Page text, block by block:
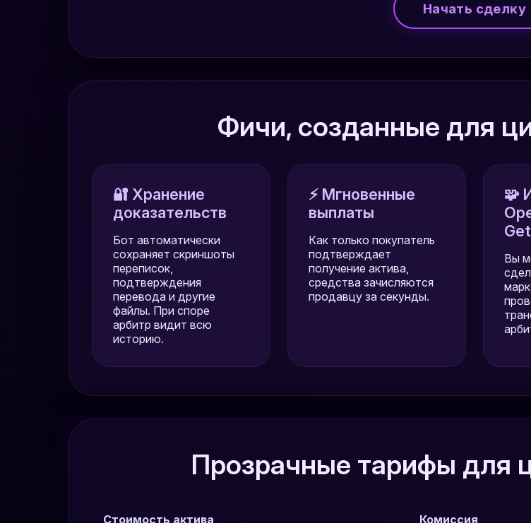
Начать сделку
Фичи, созданные для
🔐 Хранение
доказательств
Бот автоматически
сохраняет скриншоты
переписок,
подтверждения
перевода и другие
файлы. При споре
арбитр видит всю
историю.
⚡ Мгновенные
выплаты
Как только покупатель
подтверждает
получение актива,
средства зачисляются
продавцу за секунды.
🧩
Вы
Прозрачные тарифы для
Стоимость актива Комиссия